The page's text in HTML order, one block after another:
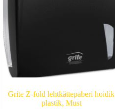
Grite Z-fold lehtkättepaberi hoidik
plastik, Must